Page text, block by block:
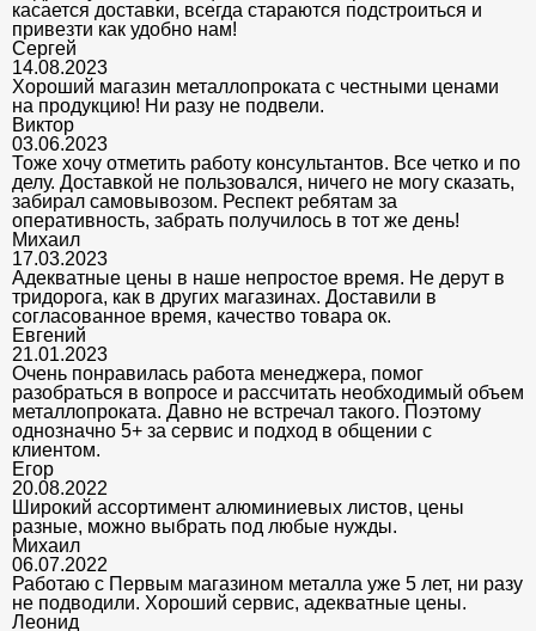
касается доставки, всегда стараются подстроиться и
привезти как удобно нам!
Сергей
14.08.2023
Хороший магазин металлопроката с честными ценами
на продукцию! Ни разу не подвели.
Виктор
03.06.2023
Тоже хочу отметить работу консультантов. Все четко и по
делу. Доставкой не пользовался, ничего не могу сказать,
забирал самовывозом. Респект ребятам за
оперативность, забрать получилось в тот же день!
Михаил
17.03.2023
Адекватные цены в наше непростое время. Не дерут в
тридорога, как в других магазинах. Доставили в
согласованное время, качество товара ок.
Евгений
21.01.2023
Очень понравилась работа менеджера, помог
разобраться в вопросе и рассчитать необходимый объем
металлопроката. Давно не встречал такого. Поэтому
однозначно 5+ за сервис и подход в общении с
клиентом.
Егор
20.08.2022
Широкий ассортимент алюминиевых листов, цены
разные, можно выбрать под любые нужды.
Михаил
06.07.2022
Работаю с Первым магазином металла уже 5 лет, ни разу
не подводили. Хороший сервис, адекватные цены.
Леонид